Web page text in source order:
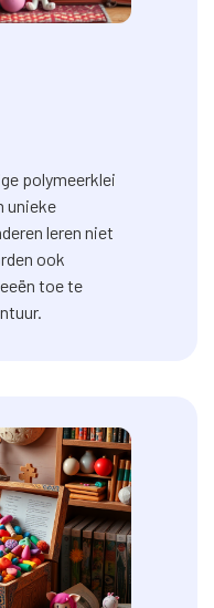
polymeerklei
unieke
leren niet
ook
toe te